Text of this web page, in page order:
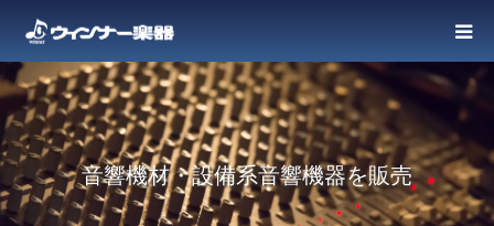
音響機材・設備系音響機器を販売